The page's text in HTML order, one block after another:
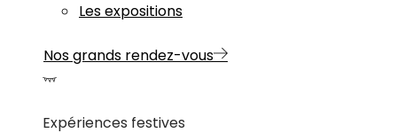
Les expositions
Nos grands rendez-vous
Expériences festives